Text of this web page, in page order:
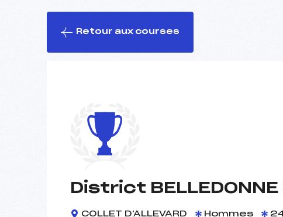
Retour aux courses
District
COLLET D'ALLEVARD Hommes